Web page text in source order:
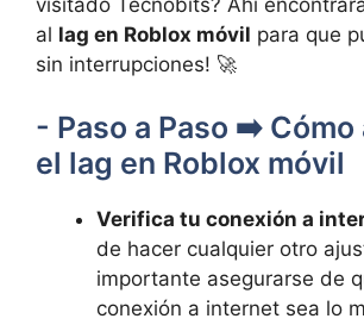
al⁣ lag en Roblox móvil para que
sin interrupciones! 🚀
-⁢ Paso ‌a Paso ➡️
el lag en Roblox móvil
Verifica⁢ tu conexión‌ a‍
de⁤ hacer cualquier otro
importante asegurarse de
conexión a internet sea lo